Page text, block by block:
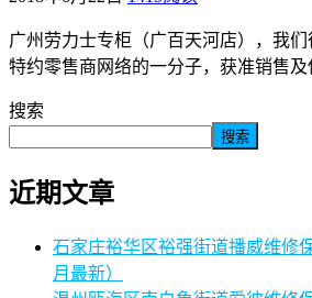
广州劳力士专柜（广百天河店），我
特约零售商网络的一分子，获准销售及
搜索
搜索
近期文章
石家庄裕华区裕强街道播威维修
月最新）